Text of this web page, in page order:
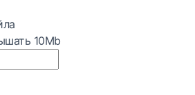
10Mb